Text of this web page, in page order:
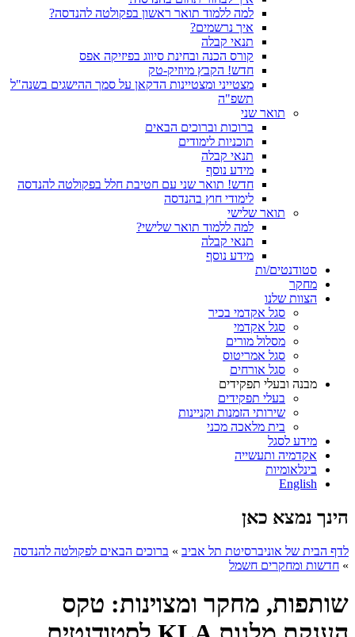
למה ללמוד תואר ראשון בפקולטה להנדסה?
איך נרשמים?
תנאי קבלה
קורס הכנה ובחינת סיווג בפיזיקה אפס
חדש! הקבץ מיוזיק-טק
מצטייני ומצטיינות הדקאן על סמך ההישגים בשנה"ל
תשפ"ה
תואר שני
ברוכות וברוכים הבאים
תוכניות לימודים
תנאי קבלה
מידע נוסף
חדש! תואר שני עם חטיבת חלל בפקולטה להנדסה
לימודי חוץ בהנדסה
תואר שלישי
למה ללמוד תואר שלישי?
תנאי קבלה
מידע נוסף
סטודנטים/ות
מחקר
הצוות שלנו
סגל אקדמי בכיר
סגל אקדמי
מסלול מורים
סגל אמריטוס
סגל אורחים
מבנה ובעלי תפקידים
בעלי תפקידים
שירותי הזמנות וקניינות
בית מלאכה מכני
מידע לסגל
אקדמיה ותעשייה
בינלאומיות
English
הינך נמצא כאן
לדף הבית של אוניברסיטת תל אביב » ברוכים הבאים לפקולטה להנדסה
» חדשות ומחקרים חשמל
שותפות, מחקר ומצוינות: טקס